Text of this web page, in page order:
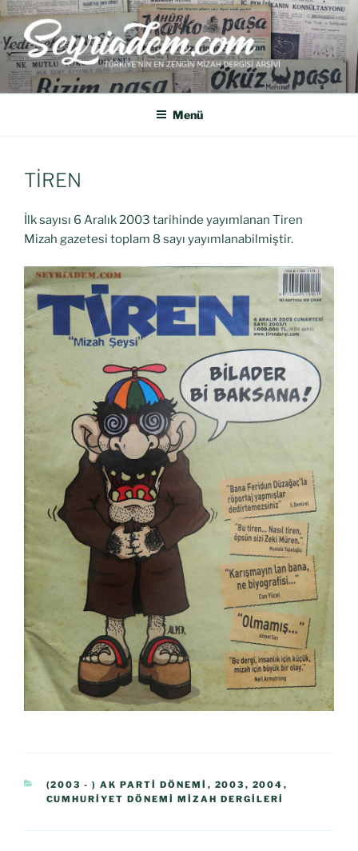
SEYRIADEM
Türkiye'nin En Zengin Mizah Dergisi Arşividir.
Menü
TİREN
İlk sayısı 6 Aralık 2003 tarihinde yayımlanan Tiren
Mizah gazetesi toplam 8 sayı yayımlanabilmiştir.
(2003 - ) AK PARTI DÖNEMI , 2003 , 2004 ,
CUMHURIYET DÖNEMI MIZAH DERGILERI